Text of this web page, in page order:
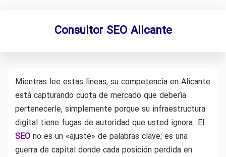
Consultor SEO Alicante
Mientras lee estas líneas, su competencia en Alicante
está capturando cuota de mercado que debería
pertenecerle, simplemente porque su infraestructura
digital tiene fugas de autoridad que usted ignora. El
SEO no es un «ajuste» de palabras clave; es una
guerra de capital donde cada posición perdida en